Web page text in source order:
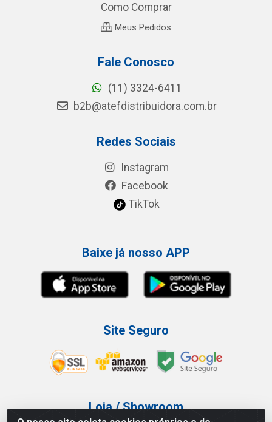
Como Comprar
Meus Pedidos
Fale Conosco
(11) 3324-6411
b2b@atefdistribuidora.com.br
Redes Sociais
Instagram
Facebook
TikTok
Baixe já nosso APP
Site Seguro
Loja / Showroom